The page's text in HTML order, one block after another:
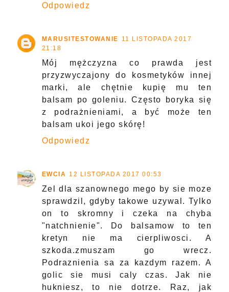
Odpowiedz
MARUSITESTOWANIE
11 LISTOPADA 2017
21:18
Mój mężczyzna co prawda jest
przyzwyczajony do kosmetyków innej
marki, ale chętnie kupię mu ten
balsam po goleniu. Często boryka się
z podrażnieniami, a być może ten
balsam ukoi jego skórę!
Odpowiedz
EWCIA 12 LISTOPADA 2017 00:53
Zel dla szanownego mego by sie moze
sprawdzil, gdyby takowe uzywal. Tylko
on to skromny i czeka na chyba
"natchnienie". Do balsamow to ten
kretyn nie ma cierpliwosci. A
szkoda.zmuszam go wrecz.
Podraznienia sa za kazdym razem. A
golic sie musi caly czas. Jak nie
hukniesz, to nie dotrze. Raz, jak